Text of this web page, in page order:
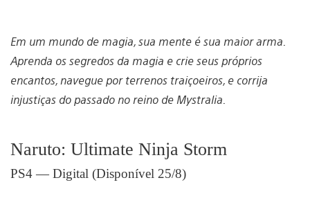
Em um mundo de magia, sua mente é sua maior arma.
Aprenda os segredos da magia e crie seus próprios
encantos, navegue por terrenos traiçoeiros, e corrija
injustiças do passado no reino de Mystralia.
Naruto: Ultimate Ninja Storm
PS4 — Digital (Disponível 25/8)